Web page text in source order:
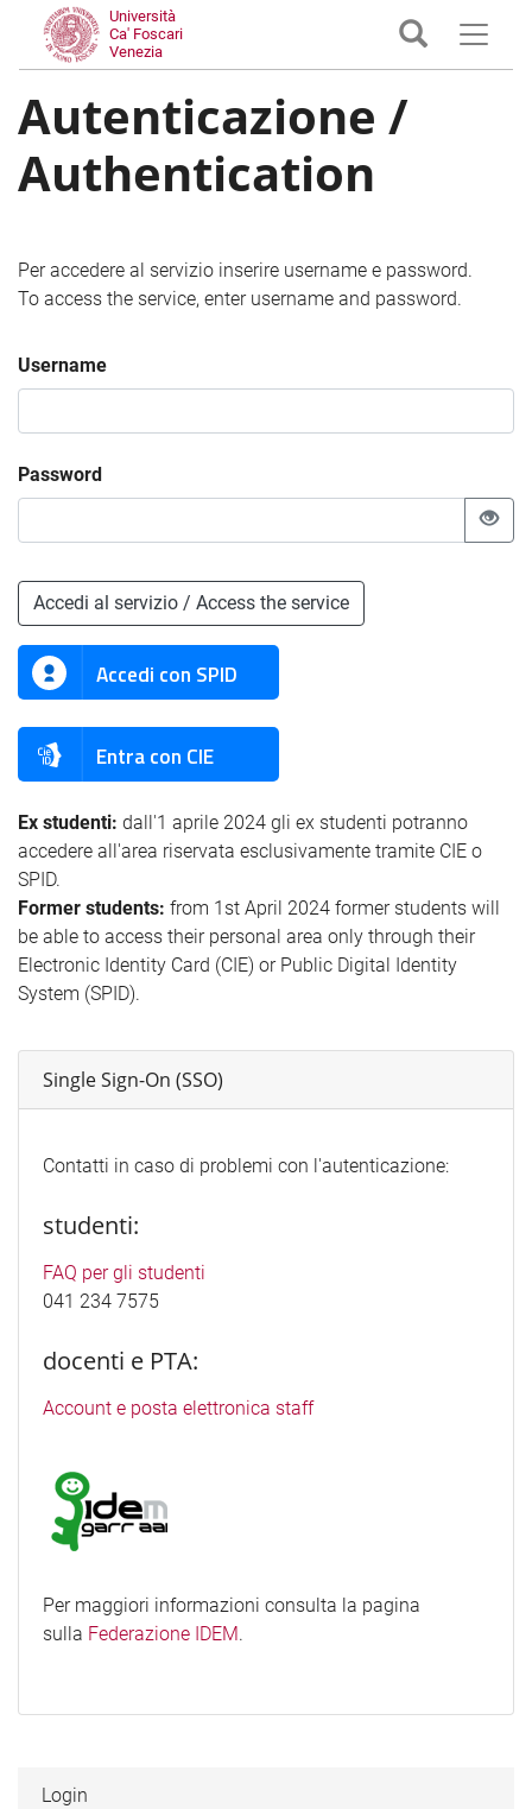
Università
Ca' Foscari
Venezia
Autenticazione /
Authentication
Per accedere al servizio inserire username e password.
To access the service, enter username and password.
Username
Password
Accedi al servizio / Access the service
Accedi con SPID
Entra con CIE
Ex studenti: dall'1 aprile 2024 gli ex studenti potranno
accedere all'area riservata esclusivamente tramite CIE o
SPID.
Former students: from 1st April 2024 former students will
be able to access their personal area only through their
Electronic Identity Card (CIE) or Public Digital Identity
System (SPID).
Single Sign-On (SSO)
Contatti in caso di problemi con l'autenticazione:
studenti:
FAQ per gli studenti
041 234 7575
docenti e PTA:
Account e posta elettronica staff
Per maggiori informazioni consulta la pagina
sulla Federazione IDEM.
Login